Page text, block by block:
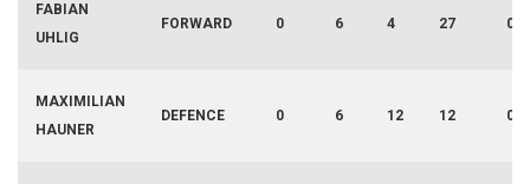
FABIAN
UHLIG
FORWARD 0 6 4 27 0
MAXIMILIAN
HAUNER
DEFENCE 0 6 12 12 0